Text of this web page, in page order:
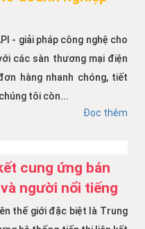
- giải pháp công nghệ cho
các sàn thương mại điện
hàng nhanh chóng, tiết
tôi còn...
Đọc thêm
cung ứng bán
người nổi tiếng
thế giới đặc biệt là Trung